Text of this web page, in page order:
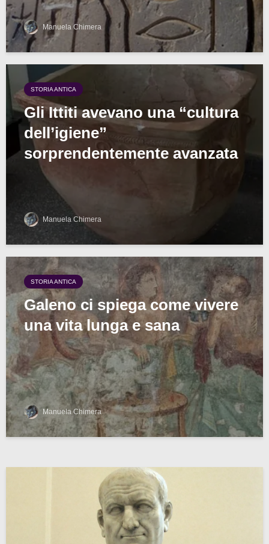
Manuela Chimera
STORIA ANTICA
Gli Ittiti avevano una “cultura
dell’igiene”
sorprendentemente avanzata
Manuela Chimera
STORIA ANTICA
Galeno ci spiega come vivere
una vita lunga e sana
Manuela Chimera